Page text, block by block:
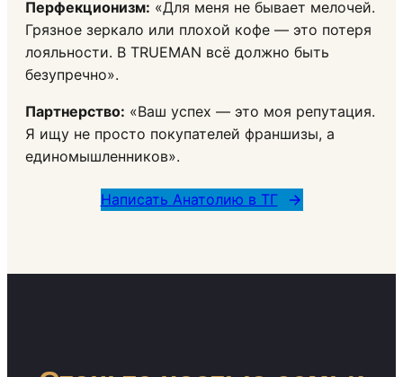
Перфекционизм: «Для меня не бывает мелочей.
Грязное зеркало или плохой кофе — это потеря
лояльности. В TRUEMAN всё должно быть
безупречно».
Партнерство: «Ваш успех — это моя репутация.
Я ищу не просто покупателей франшизы, а
единомышленников».
Написать Анатолию в ТГ